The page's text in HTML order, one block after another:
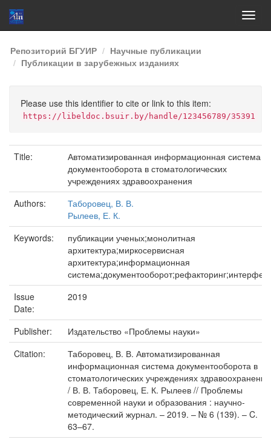
Skip
navigation
Репозиторий БГУИР
Научные публикации
Публикации в зарубежных изданиях
Please use this identifier to cite or link to this item:
https://libeldoc.bsuir.by/handle/123456789/35391
Title:
Автоматизированная информационная система
документооборота в стоматологических
учреждениях здравоохранения
Authors:
Таборовец, В. В.
Рылеев, Е. К.
Keywords:
публикации ученых;монолитная
архитектура;миркосервисная
архитектура;информационная
Issue
Date:
2019
Publisher:
Издательство «Проблемы науки»
Citation:
Таборовец, В. В. Автоматизированная
информационная система документооборота в
стоматологических учреждениях здравоохранения
/ В. В. Таборовец, Е. К. Рылеев // Проблемы
современной науки и образования : научно-
методический журнал. – 2019. – № 6 (139). – C.
63–67.